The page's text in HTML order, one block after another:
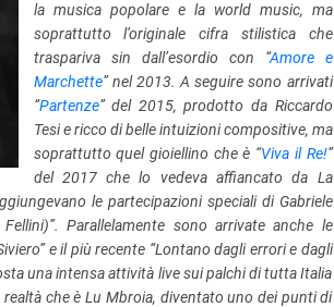
la musica popolare e la world music, ma
soprattutto l’originale cifra stilistica che
traspariva sin dall’esordio con “Amore e
Marchette” nel 2013. A seguire sono arrivati
“Partenze” del 2015, prodotto da Riccardo
Tesi e ricco di belle intuizioni compositive, ma
soprattutto quel gioiellino che è “Viva il Re!”
del 2017 che lo vedeva affiancato da La
le partecipazioni speciali di Gabriele
Parallelamente sono arrivate anche le
e il più recente “Lontano dagli errori e dagli
una intensa attività live sui palchi di tutta Italia
che è Lu Mbroia, diventato uno dei punti di